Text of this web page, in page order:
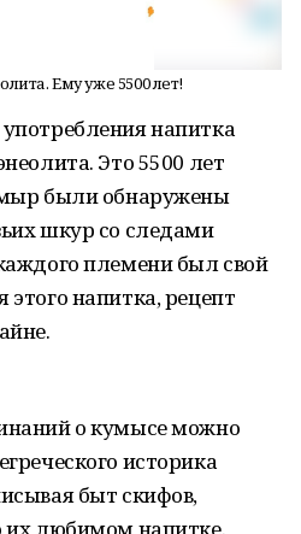
Ему уже 5500 лет!
напитка
Это 5500 лет
были обнаружены
шкур со следами
племени был свой
этого напитка, рецепт
о кумысе можно
историка
быт скифов,